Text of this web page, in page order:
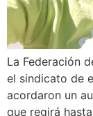
La Federación
el sindicato de
acordaron un
que regirá